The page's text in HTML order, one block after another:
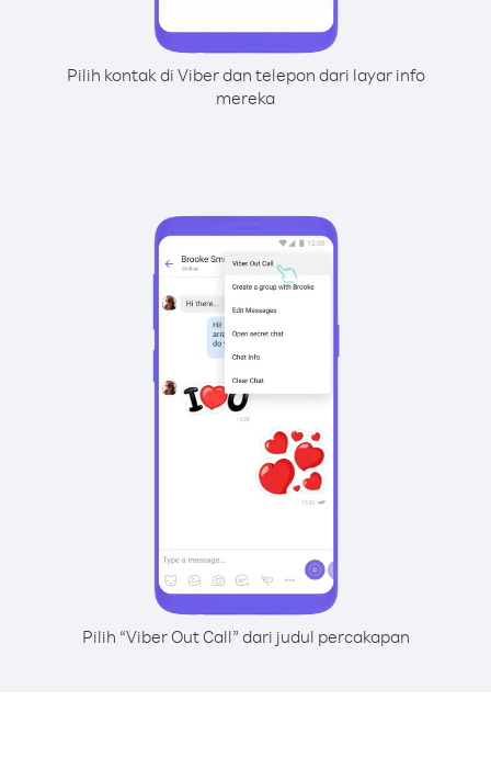
Pilih kontak di Viber dan telepon dari layar info
mereka
Pilih “Viber Out Call” dari judul percakapan